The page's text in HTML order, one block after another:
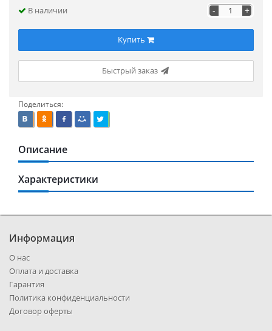
В наличии - +
Купить
Быстрый заказ
Поделиться:
Описание
Характеристики
Информация
О нас
Оплата и доставка
Гарантия
Политика конфиденциальности
Договор оферты